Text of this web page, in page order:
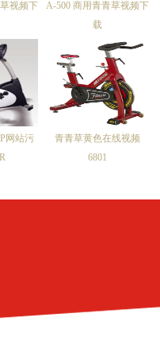
视频下
A-500 商用青青草视频下
载
网站污
青青草黄色在线视频
6801